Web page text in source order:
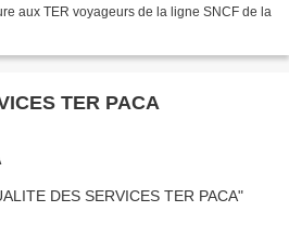
aux TER voyageurs de la ligne SNCF de la
QUALITE DES SERVICES TER PACA